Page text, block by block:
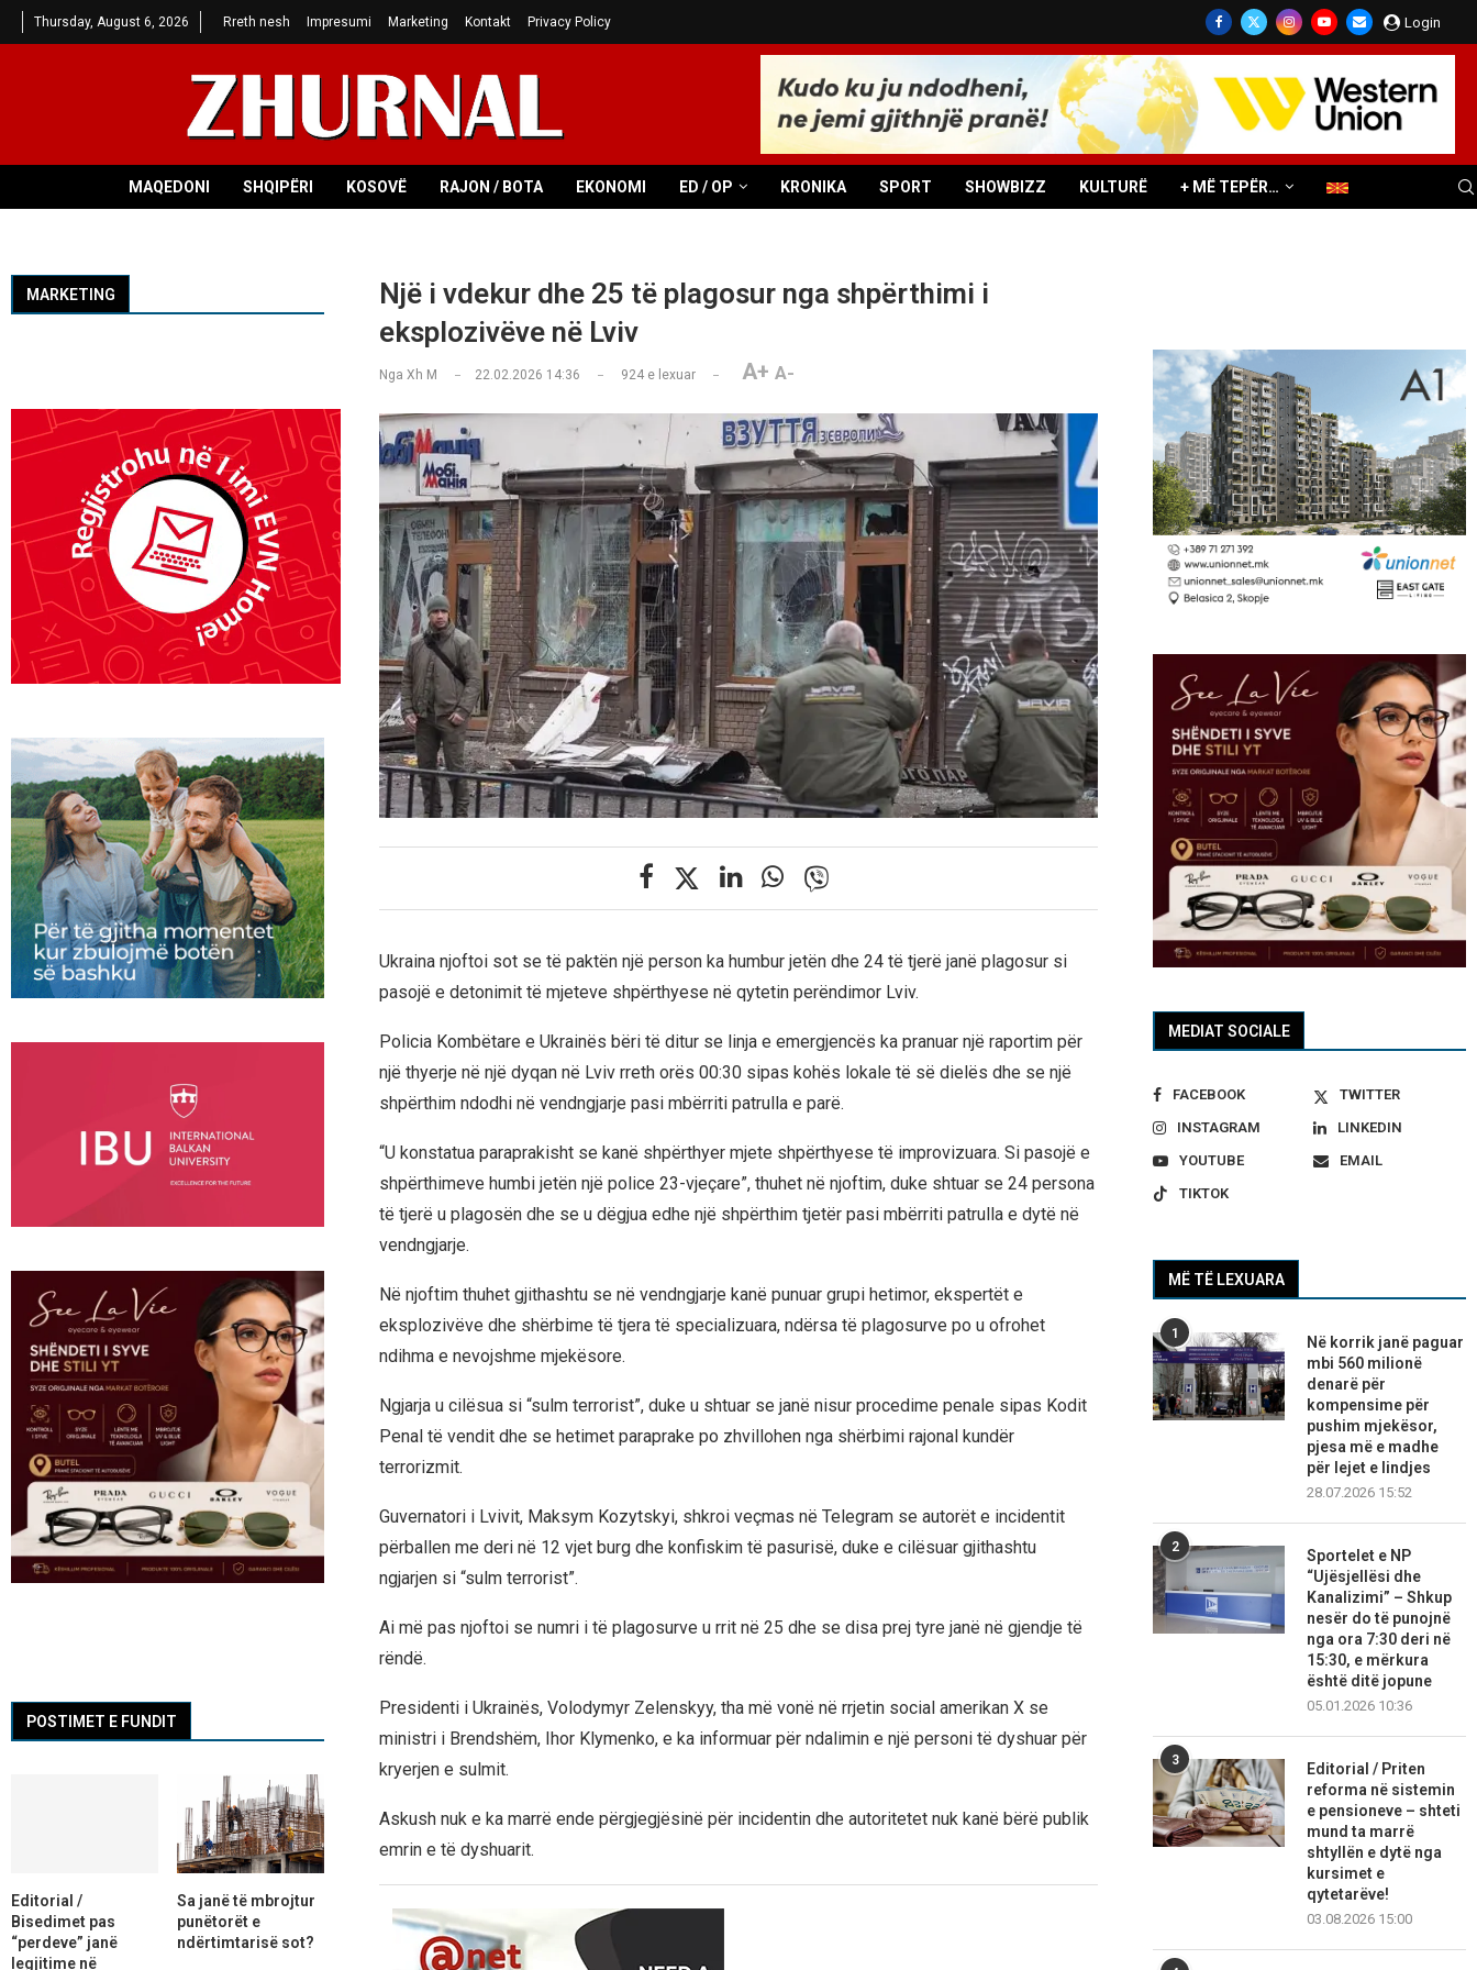
Thursday, August 6, 2026 Rreth nesh Impresumi Marketing Kontakt Privacy Policy Login
MAQEDONI SHQIPËRI KOSOVË RAJON / BOTA EKONOMI ED / OP KRONIKA SPORT SHOWBIZZ KULTURË + MË TEPËR…
Një i vdekur dhe 25 të plagosur nga shpërthimi i
eksplozivëve në Lviv
Nga Xh M 22.02.2026 14:36 924e lexuar A+ A-
Ukraina njoftoi sot se të paktën një person ka humbur jetën dhe 24 të tjerë janë plagosur si
pasojë e detonimit të mjeteve shpërthyese në qytetin perëndimor Lviv.
Policia Kombëtare e Ukrainës bëri të ditur se linja e emergjencës ka pranuar një raportim për
një thyerje në një dyqan në Lviv rreth orës 00:30 sipas kohës lokale të së dielës dhe se një
shpërthim ndodhi në vendngjarje pasi mbërriti patrulla e parë.
“U konstatua paraprakisht se kanë shpërthyer mjete shpërthyese të improvizuara. Si pasojë e
shpërthimeve humbi jetën një police 23-vjeçare”, thuhet në njoftim, duke shtuar se 24 persona
të tjerë u plagosën dhe se u dëgjua edhe një shpërthim tjetër pasi mbërriti patrulla e dytë në
vendngjarje.
Në njoftim thuhet gjithashtu se në vendngjarje kanë punuar grupi hetimor, ekspertët e
eksplozivëve dhe shërbime të tjera të specializuara, ndërsa të plagosurve po u ofrohet
ndihma e nevojshme mjekësore.
Ngjarja u cilësua si “sulm terrorist”, duke u shtuar se janë nisur procedime penale sipas Kodit
Penal të vendit dhe se hetimet paraprake po zhvillohen nga shërbimi rajonal kundër
terrorizmit.
Guvernatori i Lvivit, Maksym Kozytskyi, shkroi veçmas në Telegram se autorët e incidentit
përballen me deri në 12 vjet burg dhe konfiskim të pasurisë, duke e cilësuar gjithashtu
ngjarjen si “sulm terrorist”.
Ai më pas njoftoi se numri i të plagosurve u rrit në 25 dhe se disa prej tyre janë në gjendje të
rëndë.
Presidenti i Ukrainës, Volodymyr Zelenskyy, tha më vonë në rrjetin social amerikan X se
ministri i Brendshëm, Ihor Klymenko, e ka informuar për ndalimin e një personi të dyshuar për
kryerjen e sulmit.
Askush nuk e ka marrë ende përgjegjësinë për incidentin dhe autoritetet nuk kanë bërë publik
emrin e të dyshuarit.
MEDIAT SOCIALE
FACEBOOK
TWITTER
INSTAGRAM
LINKEDIN
YOUTUBE
EMAIL
TIKTOK
MË TË LEXUARA
1
Në korrik janë paguar
mbi 560 milionë
denarë për
kompensime për
pushim mjekësor,
pjesa më e madhe
për lejet e lindjes
28.07.2026 15:52
2
Sportelet e NP
“Ujësjellësi dhe
Kanalizimi” – Shkup
nesër do të punojnë
nga ora 7:30 deri në
15:30, e mërkura
është ditë jopune
05.01.2026 10:36
3
Editorial / Priten
reforma në sistemin
e pensioneve – shteti
mund ta marrë
shtyllën e dytë nga
kursimet e
qytetarëve!
03.08.2026 15:00
MARKETING
POSTIMET E FUNDIT
Editorial /
Bisedimet pas
“perdeve” janë
legjitime në
Sa janë të mbrojtur
punëtorët e
ndërtimtarisë sot?